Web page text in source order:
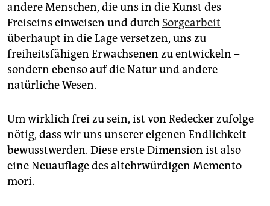
andere Menschen, die uns in die Kunst des
Freiseins einweisen und durch Sorgearbeit
überhaupt in die Lage versetzen, uns zu
freiheitsfähigen Erwachsenen zu entwickeln –
sondern ebenso auf die Natur und andere
natürliche Wesen.
Um wirklich frei zu sein, ist von Redecker zufolge
nötig, dass wir uns unserer eigenen Endlichkeit
bewusstwerden. Diese erste Dimension ist also
eine Neuauflage des altehrwürdigen Memento
mori.